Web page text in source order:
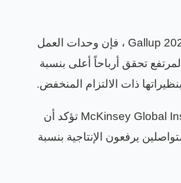
Gallup ، فإن وحدات العمل
تحقق أرباحاً أعلى بنسبة
.
McKinsey Global تؤكد أن
يرفعون الإنتاجية بنسبة